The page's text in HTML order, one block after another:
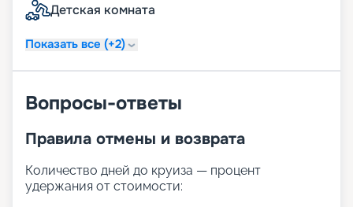
Детская комната
Показать все (+2)
Вопросы-ответы
Правила отмены и возврата
Количество дней до круиза — процент
удержания от стоимости: